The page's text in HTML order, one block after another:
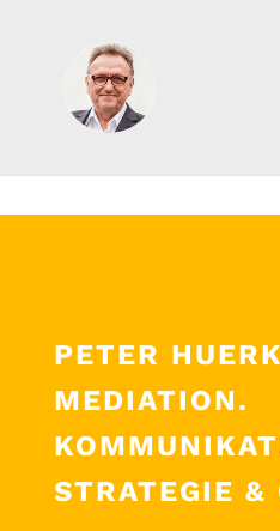
PETER
MEDIATION.
STRATEGIE &